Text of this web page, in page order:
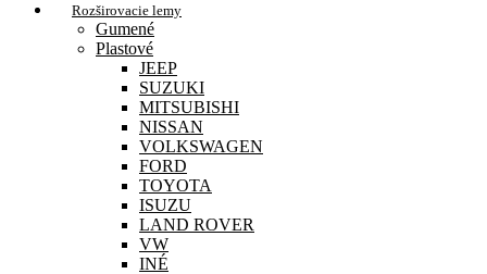
Rozširovacie lemy
Gumené
Plastové
JEEP
SUZUKI
MITSUBISHI
NISSAN
VOLKSWAGEN
FORD
TOYOTA
ISUZU
LAND ROVER
VW
INÉ